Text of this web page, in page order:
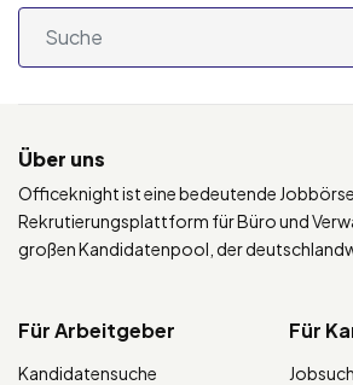
Über uns
Officeknight ist eine bedeutende
Rekrutierungsplattform für Büro und
großen Kandidatenpool, der
Für Arbeitgeber
Kandidatensuche
Für